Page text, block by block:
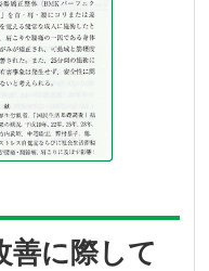
善に際して